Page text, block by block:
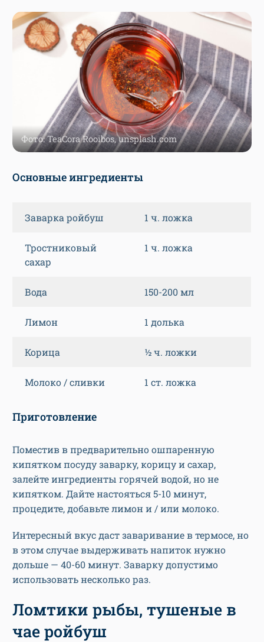
Фото: TeaCora Rooibos, unsplash.com
Основные ингредиенты
Заварка ройбуш 1 ч. ложка
Тростниковый
сахар
1 ч. ложка
Вода 150-200 мл
Лимон 1 долька
Корица ½ ч. ложки
Молоко / сливки 1 ст. ложка
Приготовление
Поместив в предварительно ошпаренную
кипятком посуду заварку, корицу и сахар,
залейте ингредиенты горячей водой, но не
кипятком. Дайте настояться 5-10 минут,
процедите, добавьте лимон и / или молоко.
Интересный вкус даст заваривание в термосе, но
в этом случае выдерживать напиток нужно
дольше — 40-60 минут. Заварку допустимо
использовать несколько раз.
Ломтики рыбы, тушеные в
чае ройбуш